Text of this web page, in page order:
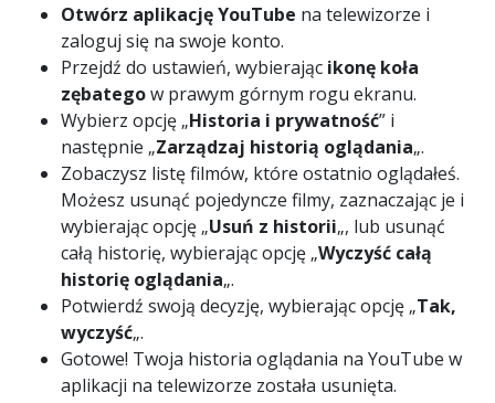
Otwórz aplikację YouTube na telewizorze i
zaloguj się na swoje konto.
Przejdź do ustawień, wybierając ikonę koła
zębategow prawym górnym rogu ekranu.
Wybierz opcję „Historia i prywatność” i
następnie „Zarządzaj historią oglądania„.
Zobaczysz listę filmów, które ostatnio oglądałeś.
Możesz usunąć pojedyncze filmy, zaznaczając je i
wybierając opcję „Usuń z historii„, lub usunąć
całą historię, wybierając opcję „Wyczyść całą
historię oglądania„.
Potwierdź swoją decyzję, wybierając opcję „Tak,
wyczyść„.
Gotowe! Twoja historia oglądania na YouTube w
aplikacji na telewizorze została usunięta.